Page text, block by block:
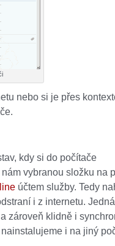
nebo si je přes
kdy si do počítače
vybranou složku na
účtem služby. Tedy
i z internetu.
zároveň klidně i
i na jiný